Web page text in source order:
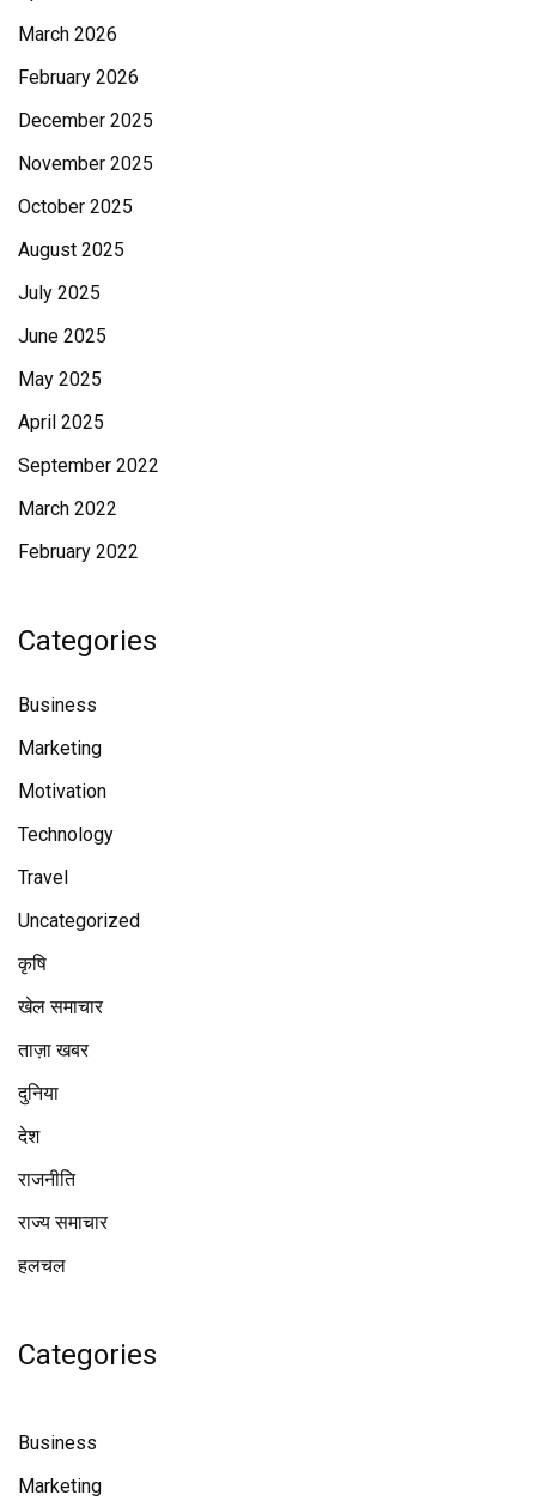
March 2026
February 2026
December 2025
November 2025
October 2025
August 2025
July 2025
June 2025
May 2025
April 2025
September 2022
March 2022
February 2022
Categories
Business
Marketing
Motivation
Technology
Travel
Uncategorized
कृषि
खेल समाचार
ताज़ा खबर
दुनिया
देश
राजनीति
राज्य समाचार
हलचल
Categories
Business
Marketing